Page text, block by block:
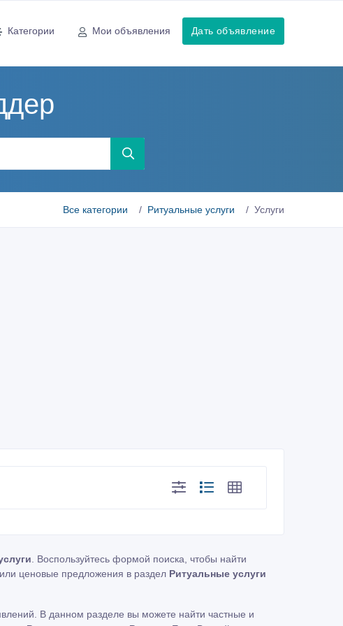
Категории Мои объявления Дать объявление
Все категории Ритуальные услуги Услуги
. Воспользуйтесь формой поиска, чтобы найти
или ценовые предложения в раздел Ритуальные услуги
В данном разделе вы можете найти частные и